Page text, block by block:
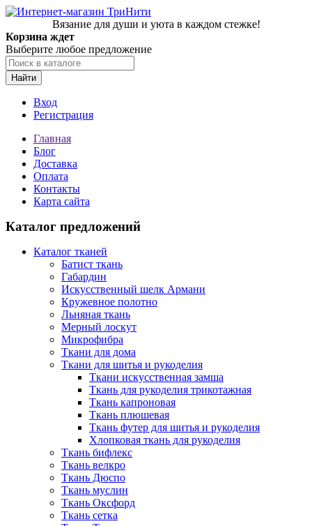
Вязание для души и уюта в каждом стежке!
Корзина ждет
Выберите любое предложение
Найти
Вход
Регистрация
Главная
Блог
Доставка
Оплата
Контакты
Карта сайта
Каталог предложений
Каталог тканей
Батист ткань
Габардин
Искусственный шелк Армани
Кружевное полотно
Льняная ткань
Мерный лоскут
Микрофибра
Ткани для дома
Ткани для шитья и рукоделия
Ткани искусственная замша
Ткань для рукоделия трикотажная
Ткань капроновая
Ткань плюшевая
Ткань футер для шитья и рукоделия
Хлопковая ткань для рукоделия
Ткань бифлекс
Ткань велкро
Ткань Дюспо
Ткань муслин
Ткань Оксфорд
Ткань сетка